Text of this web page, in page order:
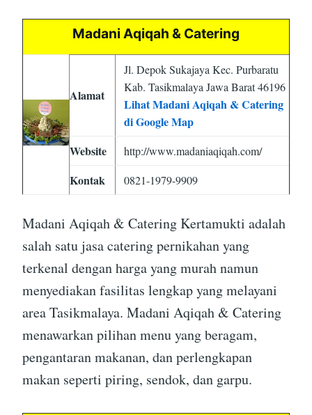
Madani Aqiqah & Catering
Alamat
Jl. Depok Sukajaya Kec. Purbaratu
Kab. Tasikmalaya Jawa Barat 46196
Lihat Madani Aqiqah & Catering
di Google Map
Website
http://www.madaniaqiqah.com/
Kontak 0821-1979-9909
Madani Aqiqah & Catering Kertamukti adalah
salah satu jasa catering pernikahan yang
terkenal dengan harga yang murah namun
menyediakan fasilitas lengkap yang melayani
area Tasikmalaya. Madani Aqiqah & Catering
menawarkan pilihan menu yang beragam,
pengantaran makanan, dan perlengkapan
makan seperti piring, sendok, dan garpu.